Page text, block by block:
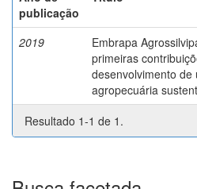
publicação
2019
Embrapa
primeiras
desenvolvimento de
agropecuária
Resultado 1-1 de 1.